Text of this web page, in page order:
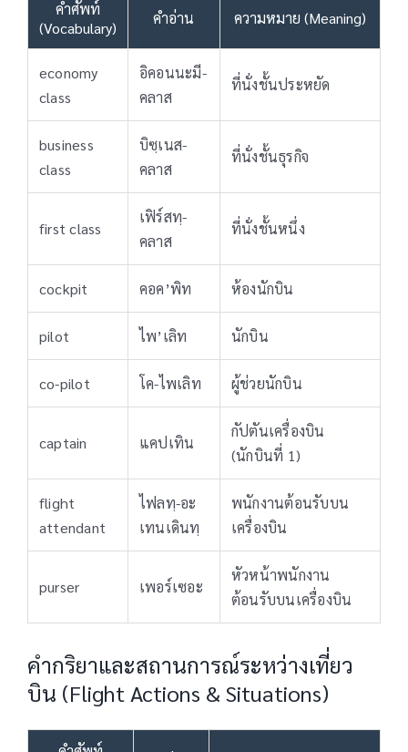
คำศัพท์
(Vocabulary)
คำอ่าน ความหมาย (Meaning)
economy
class
อิคอนนะมี-
คลาส
ที่นั่งชั้นประหยัด
business
class
บิซฺเนส-
คลาส
ที่นั่งชั้นธุรกิจ
first class
เฟิร์สทฺ-
คลาส
ที่นั่งชั้นหนึ่ง
cockpit คอค’พิท ห้องนักบิน
pilot ไพ’เลิท นักบิน
co-pilot โค-ไพเลิท ผู้ช่วยนักบิน
captain แคปเทิน
กัปตันเครื่องบิน
(นักบินที่ 1)
flight
attendant
ไฟลทฺ-อะ
เทนเดินทฺ
พนักงานต้อนรับบน
เครื่องบิน
purser เพอร์เซอะ
หัวหน้าพนักงาน
ต้อนรับบนเครื่องบิน
คำกริยาและสถานการณ์ระหว่างเที่ยว
บิน (Flight Actions & Situations)